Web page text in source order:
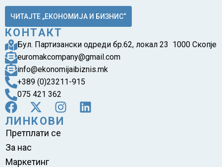
ЧИТАЈТЕ „ЕКОНОМИЈА И БИЗНИС“
КОНТАКТ
Бул. Партизански одреди бр.62, локал 23 1000 Скопје
euromakcompany@gmail.com
info@ekonomijaibiznis.mk
+389 (0)23211-915
075 421 362
ЛИНКОВИ
Претплати се
За нас
Маркетинг